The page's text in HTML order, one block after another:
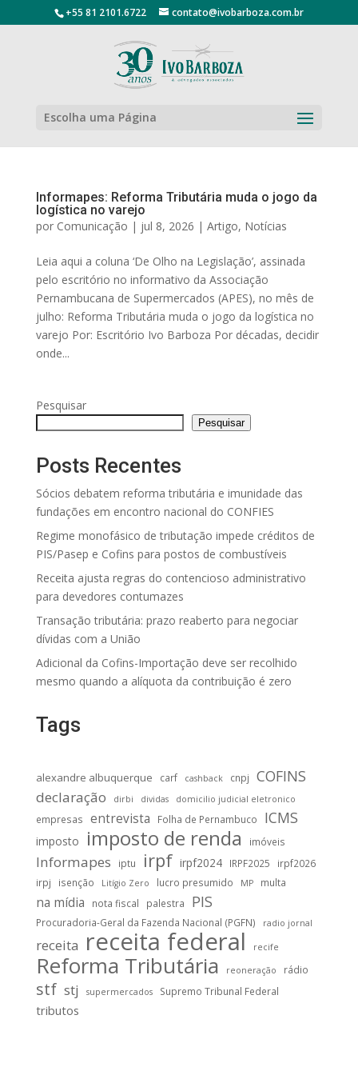
+55 81 2101.6722 contato@ivobarboza.com.br
Escolha uma Página
Informapes: Reforma Tributária muda o jogo da
logística no varejo
por Comunicação | jul 8, 2026 | Artigo, Notícias
Leia aqui a coluna ‘De Olho na Legislação’, assinada
pelo escritório no informativo da Associação
Pernambucana de Supermercados (APES), no mês de
julho: Reforma Tributária muda o jogo da logística no
varejo Por: Escritório Ivo Barboza Por décadas, decidir
onde...
Pesquisar
Pesquisar
Posts Recentes
Sócios debatem reforma tributária e imunidade das
fundações em encontro nacional do CONFIES
Regime monofásico de tributação impede créditos de
PIS/Pasep e Cofins para postos de combustíveis
Receita ajusta regras do contencioso administrativo
para devedores contumazes
Transação tributária: prazo reaberto para negociar
dívidas com a União
Adicional da Cofins-Importação deve ser recolhido
mesmo quando a alíquota da contribuição é zero
Tags
alexandre albuquerque carf cashback cnpj COFINS
declaração dirbi dividas domicilio judicial eletronico
empresas entrevista Folha de Pernambuco ICMS
imposto imposto de renda imóveis
Informapes iptu irpf irpf2024 IRPF2025
irpf2026
irpj
isenção Litígio Zero lucro presumido MP multa
na mídia nota fiscal palestra PIS
Procuradoria-Geral da Fazenda Nacional (PGFN) radio jornal
receita receita federal recife
Reforma Tributária reoneração rádio
stf stj supermercados Supremo Tribunal Federal
tributos